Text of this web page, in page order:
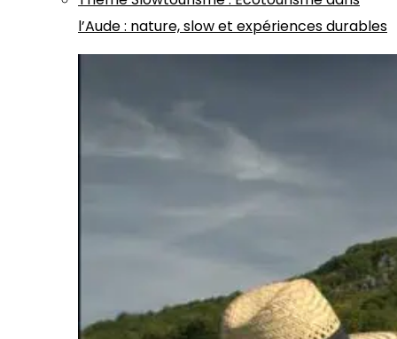
l’Aude : nature, slow et expériences durables